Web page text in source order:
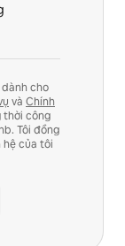
cho
và Chính
thời công
Tôi đồng
của tôi